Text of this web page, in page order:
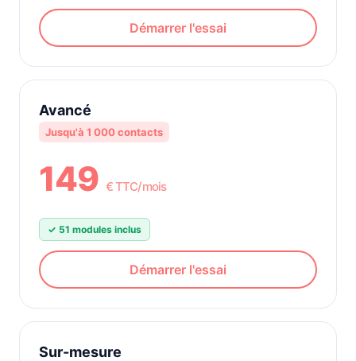
Démarrer l'essai
Avancé
Jusqu'à 1 000 contacts
149 €TTC/mois
✓ 51 modules inclus
Démarrer l'essai
Sur-mesure